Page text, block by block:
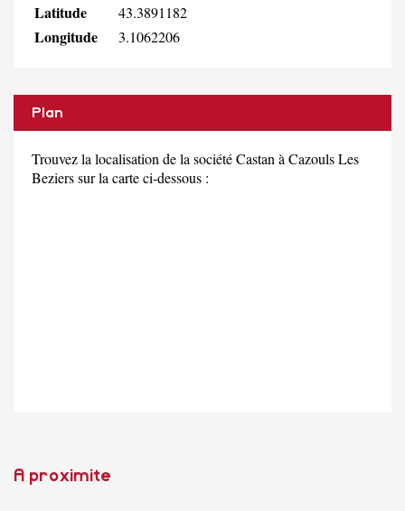
Latitude 43.3891182
Longitude 3.1062206
Plan
Trouvez la localisation de la société Castan à Cazouls Les
Beziers sur la carte ci-dessous :
A proximite